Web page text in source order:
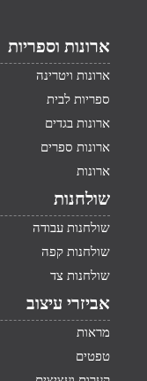
ארונות וספריות
ארונות ויטרינה
ספריות לבית
ארונות בגדים
ארונות ספרים
ארונות
שולחנות
שולחנות עבודה
שולחנות קפה
שולחנות צד
אביזרי עיצוב
מראות
טפטים